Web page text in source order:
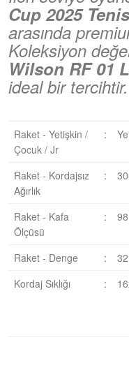
Cup 2025
arasında
Koleksiyon
Wilson RF 01
ideal bir tercihtir.
Raket - Yetişkin /
Çocuk / Jr
:
Raket - Kordajsız
Ağırlık
:
Raket - Kafa
Ölçüsü
:
Raket - Denge :
Kordaj Sıklığı
: